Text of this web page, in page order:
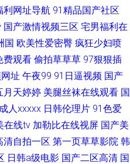
利网址导航 91精品国产社区
国产激情视频三区 宅男福利在
国 欧美性爱密臀 疯狂少妇喷
费观看 偷拍草草草 97狠狠插
址 午夜99 91日逼视频 国产
月天婷婷 美腿丝袜在线观看 国
成人xxxxx 日韩伦理片 91色爱
在线tv 加勒比在线视屏 国产美
清自拍一区 第一页草草影院 韩
日韩a级电影 国产二区高清 国